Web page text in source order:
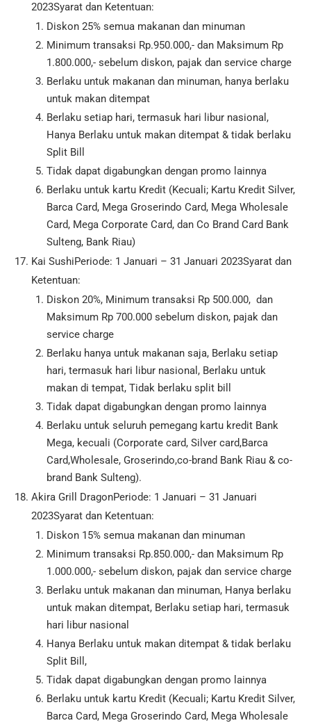
2023Syarat dan Ketentuan:
Diskon 25% semua makanan dan minuman
Minimum transaksi Rp.950.000,- dan Maksimum Rp
1.800.000,- sebelum diskon, pajak dan service charge
Berlaku untuk makanan dan minuman, hanya berlaku
untuk makan ditempat
Berlaku setiap hari, termasuk hari libur nasional,
Hanya Berlaku untuk makan ditempat & tidak berlaku
Split Bill
Tidak dapat digabungkan dengan promo lainnya
Berlaku untuk kartu Kredit (Kecuali; Kartu Kredit Silver,
Barca Card, Mega Groserindo Card, Mega Wholesale
Card, Mega Corporate Card, dan Co Brand Card Bank
Sulteng, Bank Riau)
Kai SushiPeriode: 1 Januari – 31 Januari 2023Syarat dan
Ketentuan:
Diskon 20%, Minimum transaksi Rp 500.000, dan
Maksimum Rp 700.000 sebelum diskon, pajak dan
service charge
Berlaku hanya untuk makanan saja, Berlaku setiap
hari, termasuk hari libur nasional, Berlaku untuk
makan di tempat, Tidak berlaku split bill
Tidak dapat digabungkan dengan promo lainnya
Berlaku untuk seluruh pemegang kartu kredit Bank
Mega, kecuali (Corporate card, Silver card,Barca
Card,Wholesale, Groserindo,co-brand Bank Riau & co-
brand Bank Sulteng).
Akira Grill DragonPeriode: 1 Januari – 31 Januari
2023Syarat dan Ketentuan:
Diskon 15% semua makanan dan minuman
Minimum transaksi Rp.850.000,- dan Maksimum Rp
1.000.000,- sebelum diskon, pajak dan service charge
Berlaku untuk makanan dan minuman, Hanya berlaku
untuk makan ditempat, Berlaku setiap hari, termasuk
hari libur nasional
Hanya Berlaku untuk makan ditempat & tidak berlaku
Split Bill,
Tidak dapat digabungkan dengan promo lainnya
Berlaku untuk kartu Kredit (Kecuali; Kartu Kredit Silver,
Barca Card, Mega Groserindo Card, Mega Wholesale